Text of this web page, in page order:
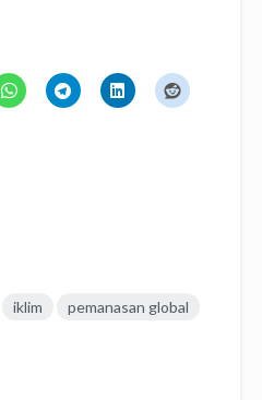
iklim
pemanasan global